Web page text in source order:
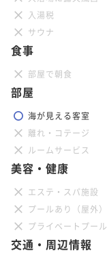
入湯税
サウナ
食事
部屋で朝食
部屋
海が見える客室
離れ・コテージ
ルームサービス
美容・健康
エステ・スパ施設
プールあり（屋外）
プライベートプール
交通・周辺情報